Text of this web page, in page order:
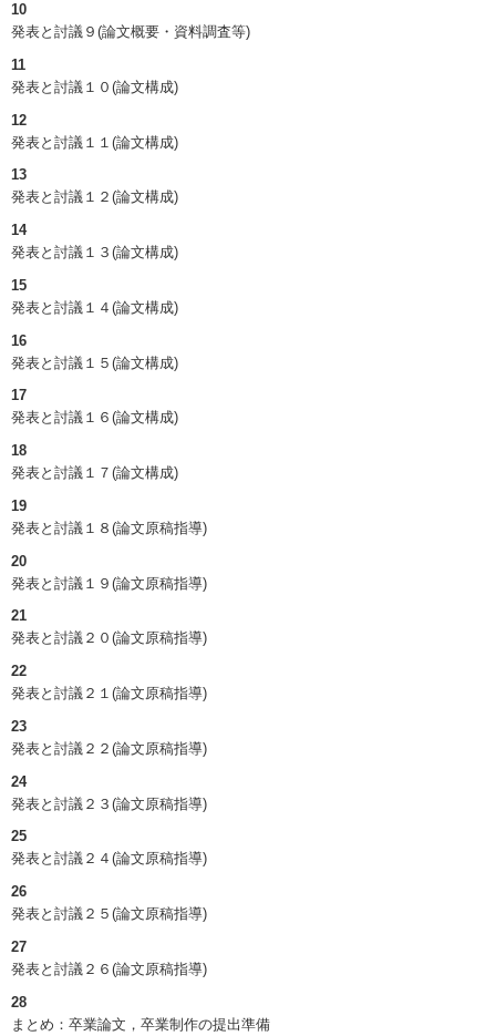
10
発表と討議９(論文概要・資料調査等)
11
発表と討議１０(論文構成)
12
発表と討議１１(論文構成)
13
発表と討議１２(論文構成)
14
発表と討議１３(論文構成)
15
発表と討議１４(論文構成)
16
発表と討議１５(論文構成)
17
発表と討議１６(論文構成)
18
発表と討議１７(論文構成)
19
発表と討議１８(論文原稿指導)
20
発表と討議１９(論文原稿指導)
21
発表と討議２０(論文原稿指導)
22
発表と討議２１(論文原稿指導)
23
発表と討議２２(論文原稿指導)
24
発表と討議２３(論文原稿指導)
25
発表と討議２４(論文原稿指導)
26
発表と討議２５(論文原稿指導)
27
発表と討議２６(論文原稿指導)
28
まとめ：卒業論文，卒業制作の提出準備